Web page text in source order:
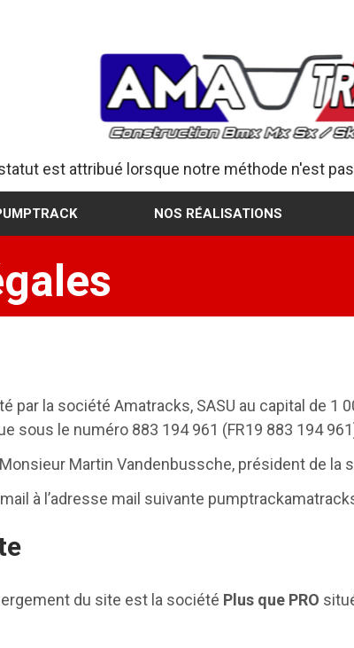
est attribué lorsque notre méthode n'est
NOS RÉALISATIONS
par la société Amatracks, SASU au capital de 1
sous le numéro 883 194 961 (FR19 883 194
Martin Vandenbussche, président de la
à l’adresse mail suivante
du site est la société Plus que PRO